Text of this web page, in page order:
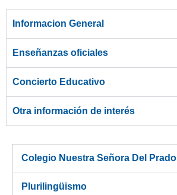
Informacion General
Enseñanzas oficiales
Concierto Educativo
Otra información de interés
Colegio Nuestra Señora Del Prado
Plurilingüismo